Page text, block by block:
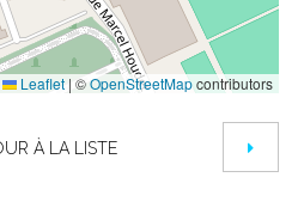
Leaflet | ©OpenStreetMapcontributors
À LA LISTE